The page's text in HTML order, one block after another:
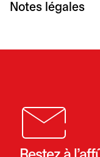
Notes légales